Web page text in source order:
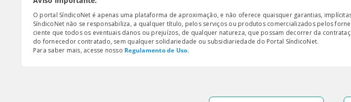
O portal SíndicoNet é apenas uma plataforma de aproximação, e não oferece quaisquer garantias,
SíndicoNet não se responsabiliza, a qualquer título, pelos serviços ou produtos comercializados pelos
ciente que todos os eventuais danos ou prejuízos, de qualquer natureza, que possam decorrer da
do fornecedor contratado, sem qualquer solidariedade ou subsidiariedade do Portal SíndicoNet.
Para saber mais, acesse nosso Regulamento de Uso.